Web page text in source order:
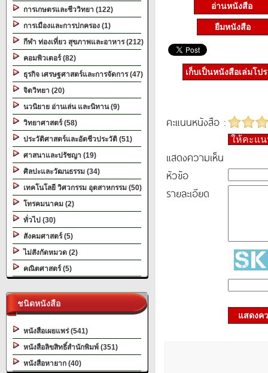
การเกษตรและชีววิทยา (122)
การเมืองและการปกครอง (1)
กีฬา ท่องเที่ยว สุขภาพและอาหาร (212)
คอมพิวเตอร์ (82)
ธุรกิจ เศรษฐศาสตร์และการจัดการ (47)
จิตวิทยา (20)
นวนิยาย อ่านเล่น และนิทาน (9)
วิทยาศาสตร์ (58)
ประวัติศาสตร์และอัตชีวประวัติ (51)
ศาสนาและปรัชญา (19)
ศิลปะและวัฒนธรรม (34)
เทคโนโลยี วิศวกรรม อุตสาหกรรม (50)
โทรคมนาคม (2)
ทั่วไป (30)
สังคมศาสตร์ (5)
ไม่สังกัดหมวด (2)
คณิตศาสตร์ (5)
ชนิดหนังสือ
หนังสือเผยแพร่ (541)
หนังสือลิขสิทธิ์สำนักพิมพ์ (351)
หนังสือหายาก (40)
อ่านหนังสือ
ยืมหนังสือ
เก็บเป็นหนังสือเล่มโป
คะแนนหนังสือ :
ให้คะแ
แสดงความเห็น
หัวข้อ
รายละเอียด
แสดงค